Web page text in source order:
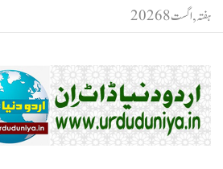
ہفتہ, اگست 8 2026